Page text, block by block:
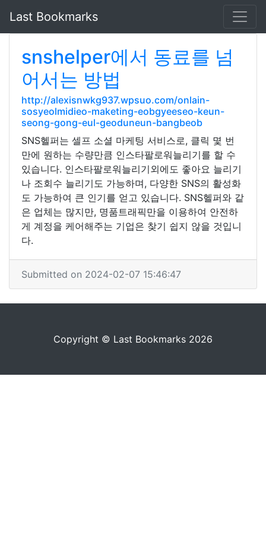
Last Bookmarks
snshelper에서 동료를 넘
어서는 방법
http://alexisnwkg937.wpsuo.com/onlain-
sosyeolmidieo-maketing-eobgyeeseo-keun-
seong-gong-eul-geoduneun-bangbeob
SNS헬퍼는 셀프 소셜 마케팅 서비스로, 클릭 몇 번
만에 원하는 수량만큼 인스타팔로워늘리기를 할 수
있습니다. 인스타팔로워늘리기외에도 좋아요 늘리기
나 조회수 늘리기도 가능하며, 다양한 SNS의 활성화
도 가능하여 큰 인기를 얻고 있습니다. SNS헬퍼와 같
은 업체는 많지만, 명품트래픽만을 이용하여 안전하
게 계정을 케어해주는 기업은 찾기 쉽지 않을 것입니
다.
Submitted on 2024-02-07 15:46:47
Copyright © Last Bookmarks 2026